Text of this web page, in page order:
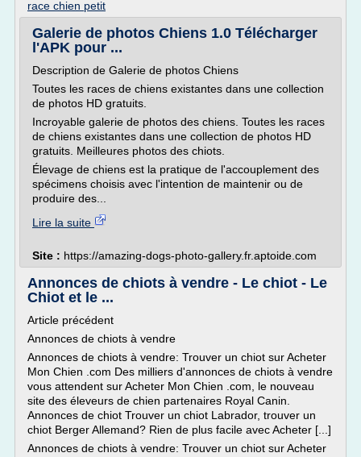
race chien petit
Galerie de photos Chiens 1.0 Télécharger
l'APK pour ...
Description de Galerie de photos Chiens
Toutes les races de chiens existantes dans une collection
de photos HD gratuits.
Incroyable galerie de photos des chiens. Toutes les races
de chiens existantes dans une collection de photos HD
gratuits. Meilleures photos des chiots.
Élevage de chiens est la pratique de l'accouplement des
spécimens choisis avec l'intention de maintenir ou de
produire des...
Lire la suite
Site : https://amazing-dogs-photo-gallery.fr.aptoide.com
Annonces de chiots à vendre - Le chiot - Le
Chiot et le ...
Article précédent
Annonces de chiots à vendre
Annonces de chiots à vendre: Trouver un chiot sur Acheter
Mon Chien .com Des milliers d'annonces de chiots à vendre
vous attendent sur Acheter Mon Chien .com, le nouveau
site des éleveurs de chien partenaires Royal Canin.
Annonces de chiot Trouver un chiot Labrador, trouver un
chiot Berger Allemand? Rien de plus facile avec Acheter [...]
Annonces de chiots à vendre: Trouver un chiot sur Acheter